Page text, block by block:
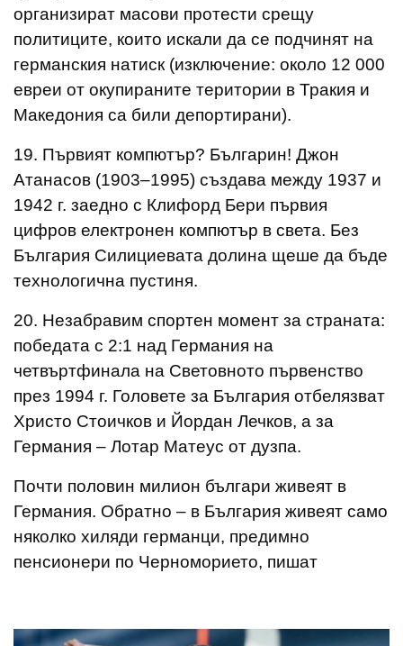
организират масови протести срещу
политиците, които искали да се подчинят на
германския натиск (изключение: около 12 000
евреи от окупираните територии в Тракия и
Македония са били депортирани).
19. Първият компютър? Българин! Джон
Атанасов (1903–1995) създава между 1937 и
1942 г. заедно с Клифорд Бери първия
цифров електронен компютър в света. Без
България Силициевата долина щеше да бъде
технологична пустиня.
20. Незабравим спортен момент за страната:
победата с 2:1 над Германия на
четвъртфинала на Световното първенство
през 1994 г. Головете за България отбелязват
Христо Стоичков и Йордан Лечков, а за
Германия – Лотар Матеус от дузпа.
Почти половин милион българи живеят в
Германия. Обратно – в България живеят само
няколко хиляди германци, предимно
пенсионери по Черноморието, пишат